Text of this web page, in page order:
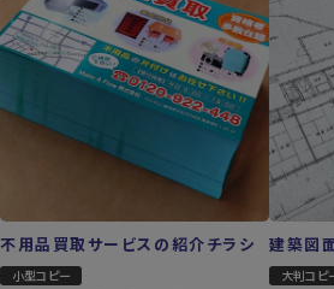
不用品買取サービスの紹介チラシ
小型コピー
建築図
大判コピ